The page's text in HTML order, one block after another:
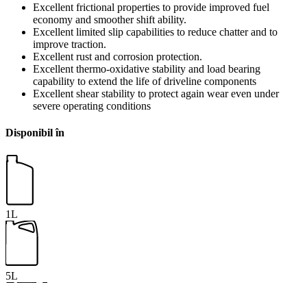
Excellent frictional properties to provide improved fuel
economy and smoother shift ability.
Excellent limited slip capabilities to reduce chatter and to
improve traction.
Excellent rust and corrosion protection.
Excellent thermo-oxidative stability and load bearing
capability to extend the life of driveline components
Excellent shear stability to protect again wear even under
severe operating conditions
Disponibil în
1L
5L